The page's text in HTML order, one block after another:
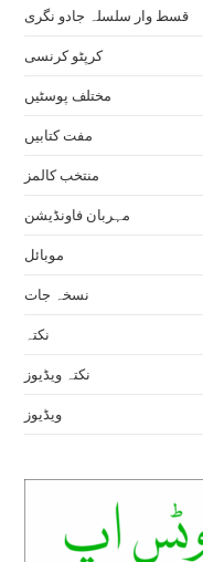
قسط وار سلسلہ جادو نگری
کرپٹو کرنسی
مختلف پوسٹیں
مفت کتابیں
منتخب کالمز
مہربان فاونڈیشن
موبائل
نسخہ جات
نکتہ
نکتہ ویڈیوز
ویڈیوز